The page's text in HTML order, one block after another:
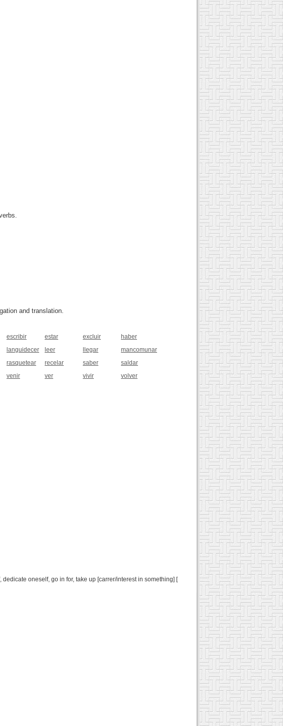
and translation.
escribir estar excluir
haber
languidecer leer llegar
mancomunar
rasquetear recelar saber
saldar
venir ver vivir volver
dedicate oneself, go in for, take up [carrer/interest in something] [